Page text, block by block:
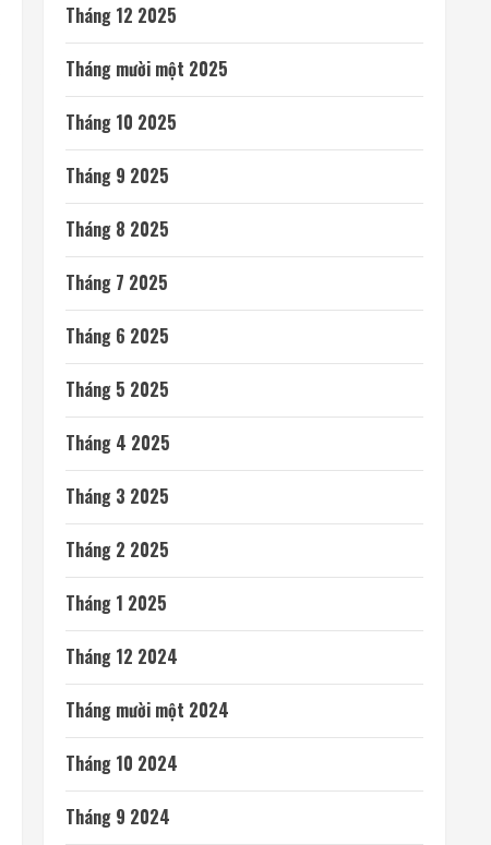
Tháng 12 2025
Tháng mười một 2025
Tháng 10 2025
Tháng 9 2025
Tháng 8 2025
Tháng 7 2025
Tháng 6 2025
Tháng 5 2025
Tháng 4 2025
Tháng 3 2025
Tháng 2 2025
Tháng 1 2025
Tháng 12 2024
Tháng mười một 2024
Tháng 10 2024
Tháng 9 2024